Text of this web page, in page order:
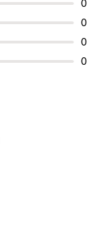
0
0
0
0